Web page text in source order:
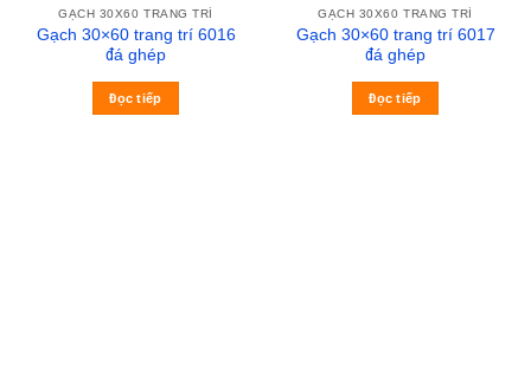
GẠCH 30X60 TRANG TRÍ
Gạch 30×60 trang trí 6016
đá ghép
Đọc tiếp
GẠCH 30X60 TRANG TRÍ
Gạch 30×60 trang trí 6017
đá ghép
Đọc tiếp